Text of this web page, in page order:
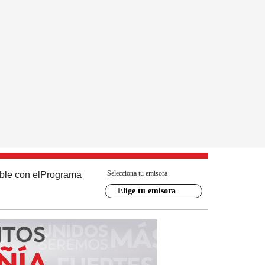
con el Programa Selecciona tu emisora
Elige tu emisora